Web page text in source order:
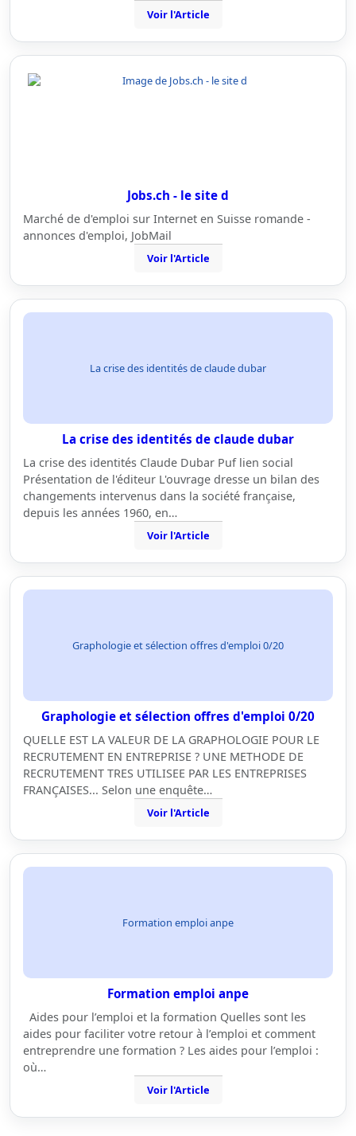
Voir l'Article
Jobs.ch - le site d
Marché de d'emploi sur Internet en Suisse romande -
annonces d'emploi, JobMail
Voir l'Article
La crise des identités de claude dubar
La crise des identités de claude dubar
La crise des identités Claude Dubar Puf lien social
Présentation de l'éditeur L'ouvrage dresse un bilan des
changements intervenus dans la société française,
depuis les années 1960, en…
Voir l'Article
Graphologie et sélection offres d'emploi 0/20
Graphologie et sélection offres d'emploi 0/20
QUELLE EST LA VALEUR DE LA GRAPHOLOGIE POUR LE
RECRUTEMENT EN ENTREPRISE ? UNE METHODE DE
RECRUTEMENT TRES UTILISEE PAR LES ENTREPRISES
FRANÇAISES... Selon une enquête…
Voir l'Article
Formation emploi anpe
Formation emploi anpe
Aides pour l’emploi et la formation Quelles sont les
aides pour faciliter votre retour à l’emploi et comment
entreprendre une formation ? Les aides pour l’emploi :
où…
Voir l'Article